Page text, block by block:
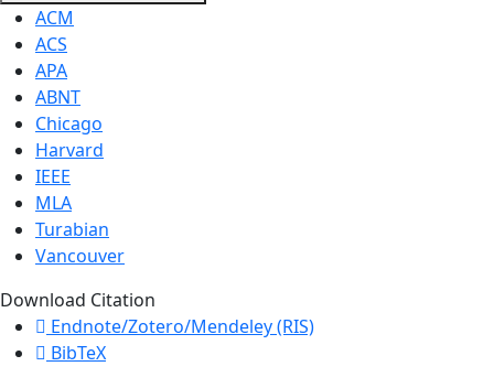
ACM
ACS
APA
ABNT
Chicago
Harvard
IEEE
MLA
Turabian
Vancouver
Download Citation
Endnote/Zotero/Mendeley (RIS)
BibTeX